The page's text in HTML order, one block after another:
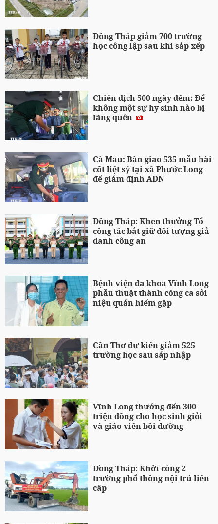
Đồng Tháp giảm 700 trường
học công lập sau khi sắp xếp
Chiến dịch 500 ngày đêm: Để
không một sự hy sinh nào bị
lãng quên
Cà Mau: Bàn giao 535 mẫu hài
cốt liệt sỹ tại xã Phước Long
để giám định ADN
Đồng Tháp: Khen thưởng Tổ
công tác bắt giữ đối tượng giả
danh công an
Bệnh viện đa khoa Vĩnh Long
phẫu thuật thành công ca sỏi
niệu quản hiếm gặp
Cần Thơ dự kiến giảm 525
trường học sau sáp nhập
Vĩnh Long thưởng đến 300
triệu đồng cho học sinh giỏi
và giáo viên bồi dưỡng
Đồng Tháp: Khởi công 2
trường phổ thông nội trú liên
cấp